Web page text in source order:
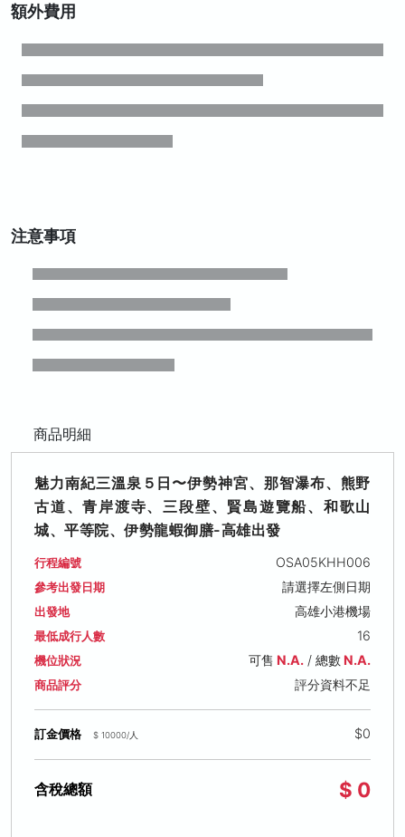
額外費用
注意事項
商品明細
魅力南紀三溫泉５日〜伊勢神宮、那智瀑布、熊野
古道、青岸渡寺、三段壁、賢島遊覽船、和歌山
城、平等院、伊勢龍蝦御膳-高雄出發
行程編號 OSA05KHH006
參考出發日期 請選擇左側日期
出發地 高雄小港機場
最低成行人數 16
機位狀況 可售 N.A./ 總數N.A.
商品評分 評分資料不足
訂金價格 $ 10000/人 $0
含稅總額 $ 0